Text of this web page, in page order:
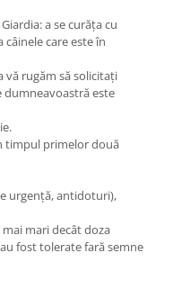
a se curăţa cu
câinele care este în
vă rugăm să solicitaţi
dumneavoastră este
timpul primelor două
urgenţă, antidoturi),
mari decât doza
fost tolerate fară semne